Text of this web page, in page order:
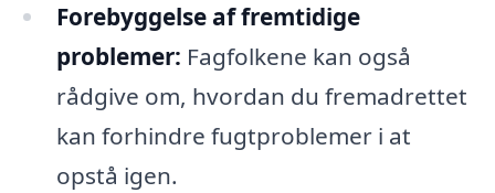
Forebyggelse af fremtidige
problemer: Fagfolkene kan også
rådgive om, hvordan du fremadrettet
kan forhindre fugtproblemer i at
opstå igen.